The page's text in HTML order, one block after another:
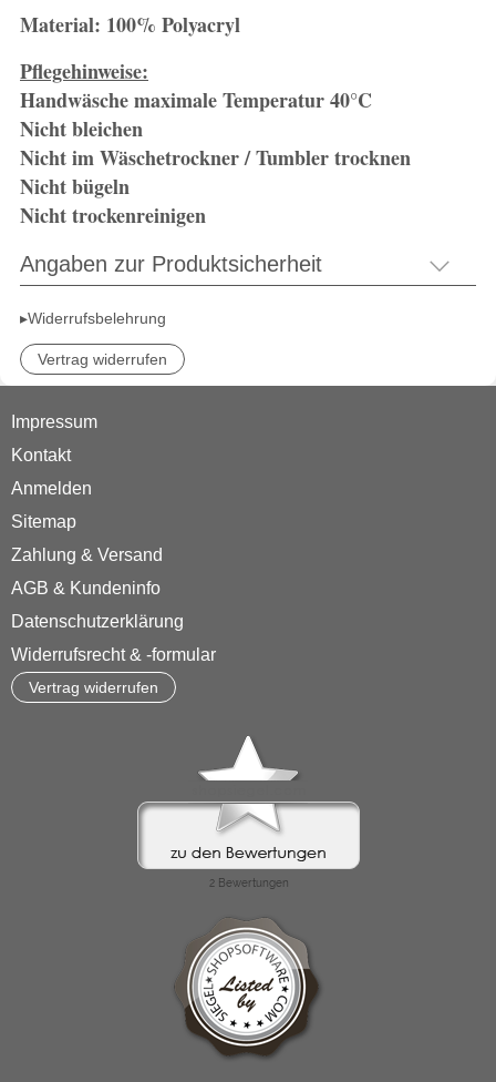
Material: 100% Polyacryl
Pflegehinweise:
Handwäsche maximale Temperatur 40°C
Nicht bleichen
Nicht im Wäschetrockner / Tumbler trocknen
Nicht bügeln
Nicht trockenreinigen
Angaben zur Produktsicherheit
▸Widerrufsbelehrung
Vertrag widerrufen
Impressum
Kontakt
Anmelden
Sitemap
Zahlung & Versand
AGB & Kundeninfo
Datenschutzerklärung
Widerrufsrecht & -formular
Vertrag widerrufen